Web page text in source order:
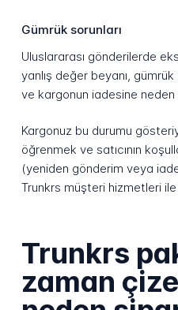
Gümrük sorunları
Uluslararası gönderilerde
yanlış değer beyanı,
ve kargonun iadesine neden
Kargonuz bu durumu
öğrenmek ve satıcının
(yeniden gönderim veya
Trunkrs müşteri hizmetleri
Trunkrs
zaman